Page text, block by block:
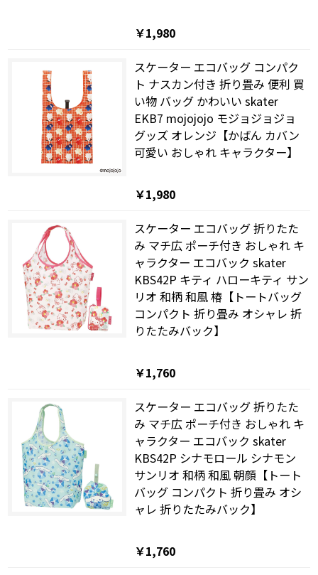
￥1,980
スケーター エコバッグ コンパク
ト ナスカン付き 折り畳み 便利 買
い物 バッグ かわいい skater
EKB7 mojojojo モジョジョジョ
グッズ オレンジ【かばん カバン
可愛い おしゃれ キャラクター】
￥1,980
スケーター エコバッグ 折りたた
み マチ広 ポーチ付き おしゃれ キ
ャラクター エコバック skater
KBS42P キティ ハローキティ サン
リオ 和柄 和風 椿【トートバッグ
コンパクト 折り畳み オシャレ 折
りたたみバック】
￥1,760
スケーター エコバッグ 折りたた
み マチ広 ポーチ付き おしゃれ キ
ャラクター エコバック skater
KBS42P シナモロール シナモン
サンリオ 和柄 和風 朝顔【トート
バッグ コンパクト 折り畳み オシ
ャレ 折りたたみバック】
￥1,760